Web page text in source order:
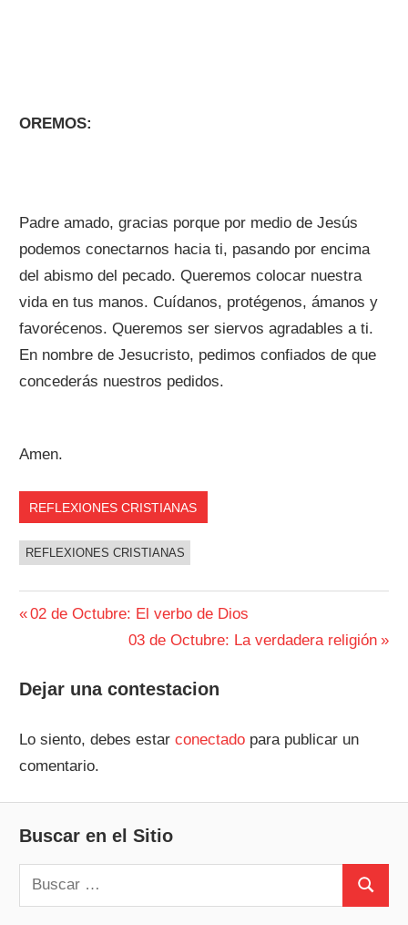
OREMOS:
Padre amado, gracias porque por medio de Jesús
podemos conectarnos hacia ti, pasando por encima
del abismo del pecado. Queremos colocar nuestra
vida en tus manos. Cuídanos, protégenos, ámanos y
favorécenos. Queremos ser siervos agradables a ti.
En nombre de Jesucristo, pedimos confiados de que
concederás nuestros pedidos.
Amen.
REFLEXIONES CRISTIANAS
REFLEXIONES CRISTIANAS
Navegación
entradas
Entrada
02 de Octubre: El verbo de Dios
Siguiente
03 de Octubre: La verdadera religión
Dejar una contestacion
Lo siento, debes estarconectado para publicar un
comentario.
Buscar en el Sitio
Buscar:
Buscar